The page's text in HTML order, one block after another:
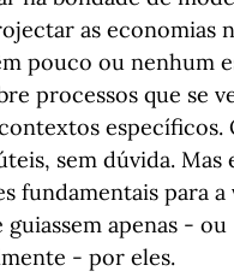
as economias
pouco ou nenhum
processos que se
específicos.
sem dúvida. Mas
fundamentais para a
guiassem apenas - ou
- por eles.